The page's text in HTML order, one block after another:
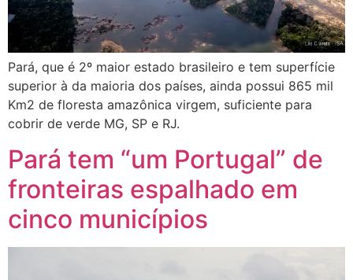
Pará, que é 2º maior estado brasileiro e tem superfície
superior à da maioria dos países, ainda possui 865 mil
Km2 de floresta amazônica virgem, suficiente para
cobrir de verde MG, SP e RJ.
Pará tem “um Portugal” de
fronteiras espalhado em
cinco municípios